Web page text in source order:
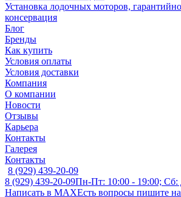
Установка лодочных моторов,
консервация
Блог
Бренды
Как купить
Условия оплаты
Условия доставки
Компания
О компании
Новости
Отзывы
Карьера
Контакты
Галерея
Контакты
8 (929) 439-20-09
8 (929) 439-20-09Пн-Пт: 10:00 - 19:00;
Написать в MAXЕсть вопросы пишите